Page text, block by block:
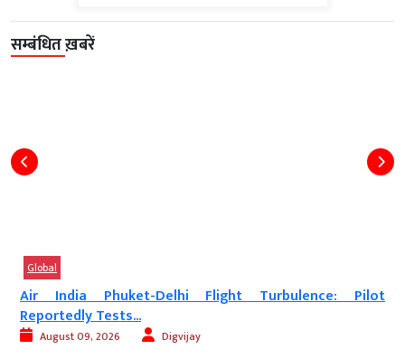
सम्बंधित ख़बरें
Global
Air India Phuket-Delhi Flight Turbulence: Pilot
Reportedly Tests...
August 09, 2026 Digvijay